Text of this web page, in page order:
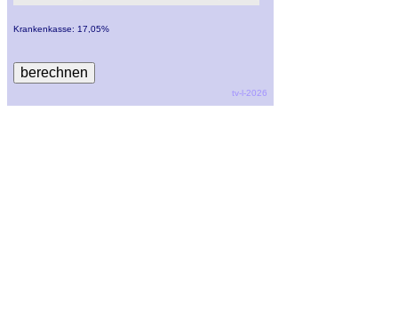
Krankenkasse: 17,05%
tv-l-2026